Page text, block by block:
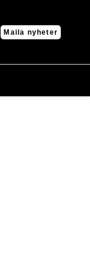
Maila nyheter